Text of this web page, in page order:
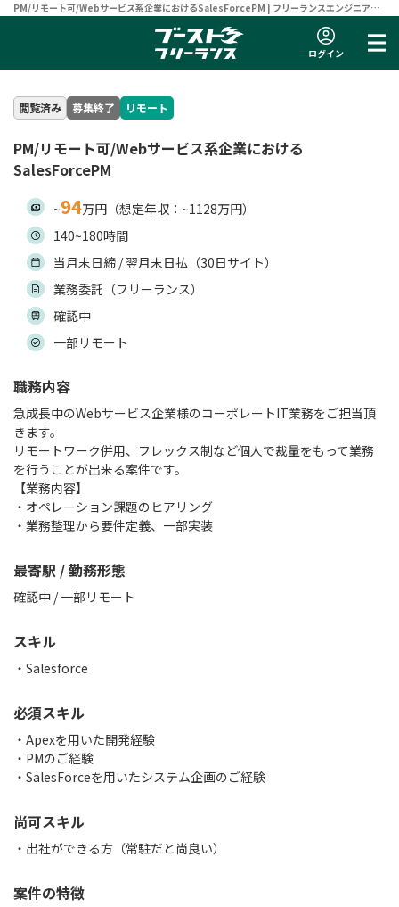
PM/リモート可/Webサービス系企業におけるSalesForcePM | フリーランスエンジニア向
け案件サイト 【ブーストフリーランス】
ログイン
閲覧済み 募集終了 リモート
PM/リモート可/Webサービス系企業における
SalesForcePM
~94万円（想定年収：~1128万円）
140~180時間
当月末日締 / 翌月末日払（30日サイト）
業務委託（フリーランス）
確認中
一部リモート
職務内容
急成長中のWebサービス企業様のコーポレートIT業務をご担当頂
きます。
リモートワーク併用、フレックス制など個人で裁量をもって業務
を行うことが出来る案件です。
【業務内容】
・オペレーション課題のヒアリング
・業務整理から要件定義、一部実装
最寄駅 / 勤務形態
確認中 / 一部リモート
スキル
Salesforce
必須スキル
・Apexを用いた開発経験
・PMのご経験
・SalesForceを用いたシステム企画のご経験
尚可スキル
・出社ができる方（常駐だと尚良い）
案件の特徴